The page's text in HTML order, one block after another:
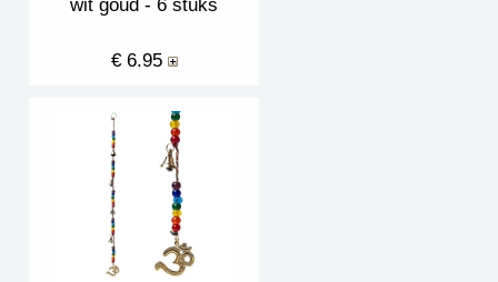
wit goud - 6 stuks
€ 6.95